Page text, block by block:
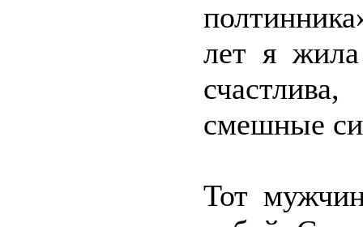
лет я
смешные
Тот